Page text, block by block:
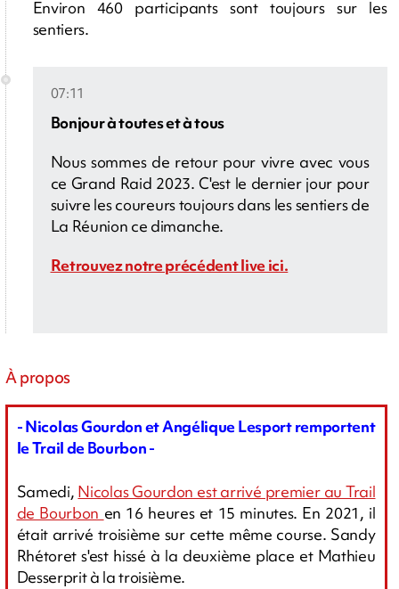
Environ 460 participants sont toujours sur les
sentiers.
07:11
Bonjour à toutes et à tous
Nous sommes de retour pour vivre avec vous
ce Grand Raid 2023. C'est le dernier jour pour
suivre les coureurs toujours dans les sentiers de
La Réunion ce dimanche.
Retrouvez notre précédent live ici.
À propos
- Nicolas Gourdon et Angélique Lesport remportent
le Trail de Bourbon -
Samedi, Nicolas Gourdon est arrivé premier au Trail
de Bourbon en 16 heures et 15 minutes. En 2021, il
était arrivé troisième sur cette même course. Sandy
Rhétoret s'est hissé à la deuxième place et Mathieu
Desserprit à la troisième.